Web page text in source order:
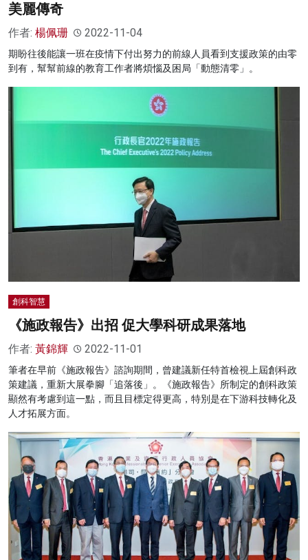
美麗傳奇
作者: 楊佩珊 2022-11-04
期盼往後能讓一班在疫情下付出努力的前線人員看到支援政策的由零
到有，幫幫前線的教育工作者將煩惱及困局「動態清零」。
創科智慧
《施政報告》出招 促大學科研成果落地
作者: 黃錦輝 2022-11-01
筆者在早前《施政報告》諮詢期間，曾建議新任特首檢視上屆創科政
策建議，重新大展拳腳「追落後」。《施政報告》所制定的創科政策
顯然有考慮到這一點，而且目標定得更高，特別是在下游科技轉化及
人才拓展方面。